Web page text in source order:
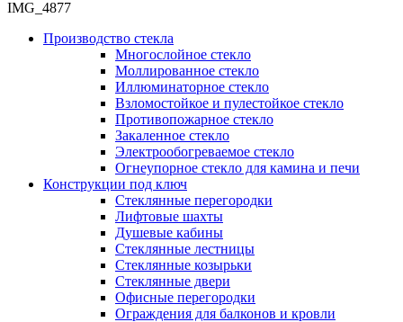
IMG_4877
Производство стекла
Многослойное стекло
Моллированное стекло
Иллюминаторное стекло
Взломостойкое и пулестойкое стекло
Противопожарное стекло
Закаленное стекло
Электрообогреваемое стекло
Огнеупорное стекло для камина и печи
Конструкции под ключ
Стеклянные перегородки
Лифтовые шахты
Душевые кабины
Cтеклянные лестницы
Cтеклянные козырьки
Cтеклянные двери
Офисные перегородки
Ограждения для балконов и кровли